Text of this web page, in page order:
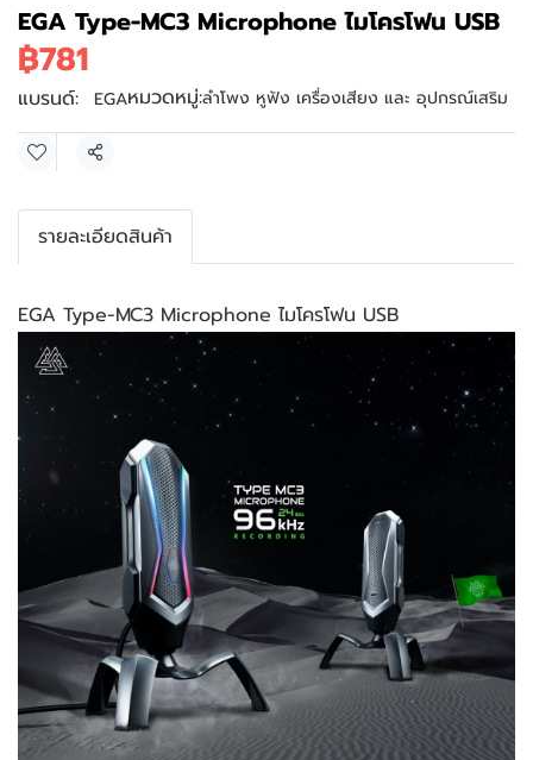
EGA Type-MC3 Microphone ไมโครโฟน USB
฿781
แบรนด์: EGAหมวดหมู่:ลำโพง หูฟัง เครื่องเสียง และ อุปกรณ์เสริม
แชร์
รายละเอียดสินค้า
EGA Type-MC3 Microphone ไมโครโฟน USB